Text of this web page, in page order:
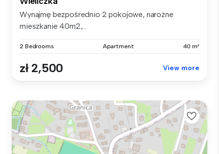
Wynajmę bezpośrednio 2 pokojowe, narożne
mieszkanie 40m2,...
2 Bedrooms Apartment 40 m²
zł 2,500 View more